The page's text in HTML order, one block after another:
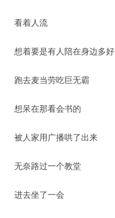
看着人流
想着要是有人陪在身边多好
跑去麦当劳吃巨无霸
想呆在那看会书的
被人家用广播哄了出来
无奈路过一个教堂
进去坐了一会